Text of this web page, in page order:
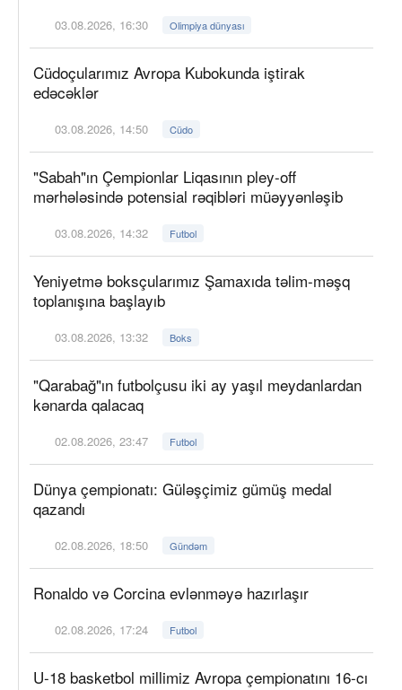
03.08.2026, 16:30 Olimpiya dünyası
Cüdoçularımız Avropa Kubokunda iştirak
edəcəklər
03.08.2026, 14:50 Cüdo
"Sabah"ın Çempionlar Liqasının pley-off
mərhələsində potensial rəqibləri müəyyənləşib
03.08.2026, 14:32 Futbol
Yeniyetmə boksçularımız Şamaxıda təlim-məşq
toplanışına başlayıb
03.08.2026, 13:32 Boks
"Qarabağ"ın futbolçusu iki ay yaşıl meydanlardan
kənarda qalacaq
02.08.2026, 23:47 Futbol
Dünya çempionatı: Güləşçimiz gümüş medal
qazandı
02.08.2026, 18:50 Gündəm
Ronaldo və Corcina evlənməyə hazırlaşır
02.08.2026, 17:24 Futbol
U-18 basketbol millimiz Avropa çempionatını 16-cı